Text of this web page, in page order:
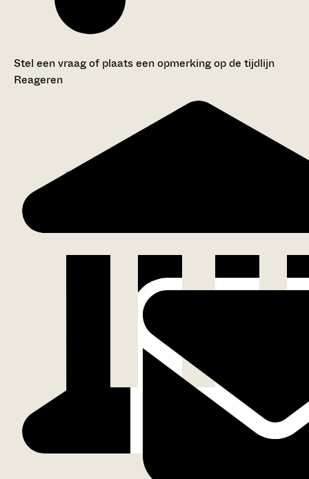
Stel een vraag of plaats een opmerking op de tijdlijn
Reageren